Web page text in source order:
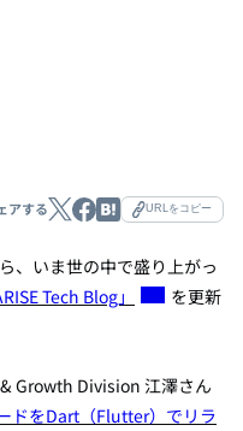
アする URLをコピー
、いま世の中で盛り上がっ
Tech Blog」
を更新
Growth Division 江澤さん
ドをDart（Flutter）でリラ